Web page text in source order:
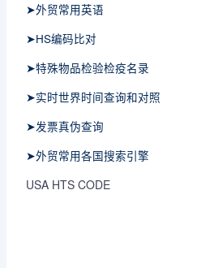
➤外贸常用英语
➤HS编码比对
➤特殊物品检验检疫名录
➤实时世界时间查询和对照
➤发票真伪查询
➤外贸常用各国搜索引擎
USA HTS CODE